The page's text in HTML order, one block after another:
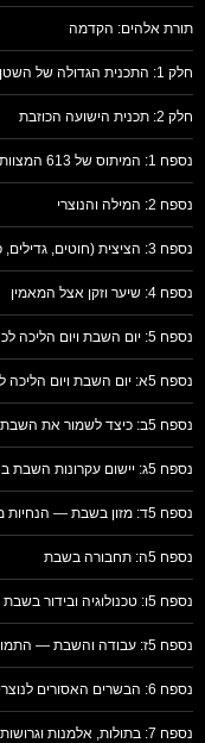
תורת אלהים: הקדמה
חלק 1: התכנית הגדולה של השטן נגד הגויים
חלק 2: תכנית הישועה הכוזבת
נספח 1: המיתוס של 613 המצוות
נספח 2: המילה והנוצרי
נספח 3: הציצית (חוטים, גדילים, פתילים)
נספח 4: שיער וזקן אצל המאמין
נספח 5: יום השבת ויום הליכה לכנסייה – שני דברים שונים
נספח 5א: יום השבת ויום הליכה לכנסייה – שני דברים שונים
נספח 5ב: כיצד לשמור את השבת בזמנים מודרניים
נספח 5ג: יישום עקרונות השבת בחיי היומיום
נספח 5ד: מזון בשבת — הנחיות מעשיות
נספח 5ה: תחבורה בשבת
נספח 5ו: טכנולוגיה ובידור בשבת
נספח 5ז: עבודה והשבת — התמודדות עם אתגרי העולם האמיתי
נספח 6: הבשרים האסורים לנוצרים
נספח 7: בתולות, אלמנות וגרושות: הנישואין שה׳ מקבל